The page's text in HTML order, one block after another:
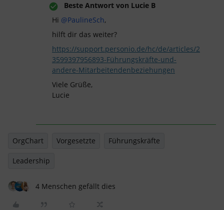
Beste Antwort von Lucie B
Hi ​ @PaulineSch,
hilft dir das weiter?
https://support.personio.de/hc/de/articles/2
3599397956893-Führungskräfte-und-
andere-Mitarbeitendenbeziehungen
Viele Grüße,
Lucie
OrgChart Vorgesetzte Führungskräfte
Leadership
4 Menschen gefällt dies